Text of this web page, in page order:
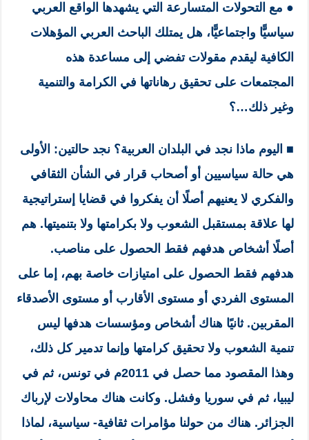
● مع التحولات المتسارعة التي يشهدها الواقع العربي
سياسيًّا واجتماعيًّا، هل يمتلك الباحث العربي المؤهلات
الكافية ليقدم مقولات تفضي إلى مساعدة هذه
المجتمعات على تحقيق رهاناتها في الكرامة والتنمية
وغير ذلك…؟
■ اليوم ماذا نجد في البلدان العربية؟ نجد حالتين: الأولى
هي حالة سياسيين أو أصحاب قرار في الشأن الثقافي
والفكري لا يعنيهم أصلًا أن يفكروا في قضايا إستراتيجية
لها علاقة بمستقبل الشعوب ولا بكرامتها ولا بتنميتها. هم
أصلًا أشخاص هدفهم فقط الحصول على مناصب.
هدفهم فقط الحصول على امتيازات خاصة بهم، إما على
المستوى الفردي أو مستوى الأقارب أو مستوى الأصدقاء
المقربين. ثانيًا هناك أشخاص ومؤسسات هدفها ليس
تنمية الشعوب ولا تحقيق كرامتها وإنما تدمير كل ذلك،
وهذا المقصود مما حصل في 2011م في تونس، ثم في
ليبيا، ثم في سوريا وفشل. وكانت هناك محاولات لإرباك
الجزائر. هناك من حولنا مؤامرات ثقافية- سياسية، لماذا